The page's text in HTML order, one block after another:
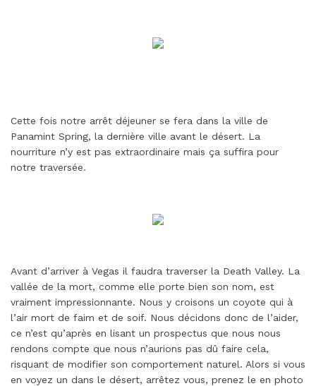
Cette fois notre arrêt déjeuner se fera dans la ville de
Panamint Spring, la dernière ville avant le désert. La
nourriture n’y est pas extraordinaire mais ça suffira pour
notre traversée.
Avant d’arriver à Vegas il faudra traverser la Death Valley. La
vallée de la mort, comme elle porte bien son nom, est
vraiment impressionnante. Nous y croisons un coyote qui à
l’air mort de faim et de soif. Nous décidons donc de l’aider,
ce n’est qu’après en lisant un prospectus que nous nous
rendons compte que nous n’aurions pas dû faire cela,
risquant de modifier son comportement naturel. Alors si vous
en voyez un dans le désert, arrêtez vous, prenez le en photo